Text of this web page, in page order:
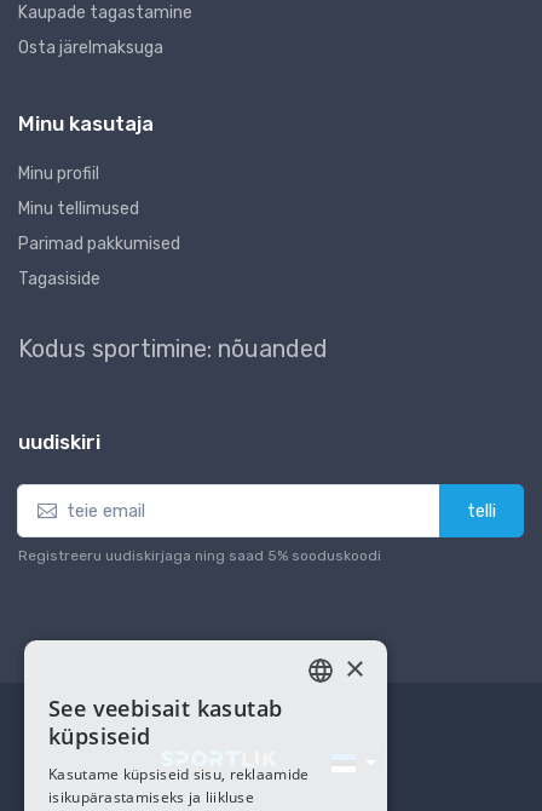
Kaupade tagastamine
Osta järelmaksuga
Minu kasutaja
Minu profiil
Minu tellimused
Parimad pakkumised
Tagasiside
Kodus sportimine: nõuanded
uudiskiri
telli
Registreeru uudiskirjaga ning saad 5% sooduskoodi
RUSSIAN
×
See veebisait kasutab
küpsiseid
Kasutame küpsiseid sisu, reklaamide
isikupärastamiseks ja liikluse